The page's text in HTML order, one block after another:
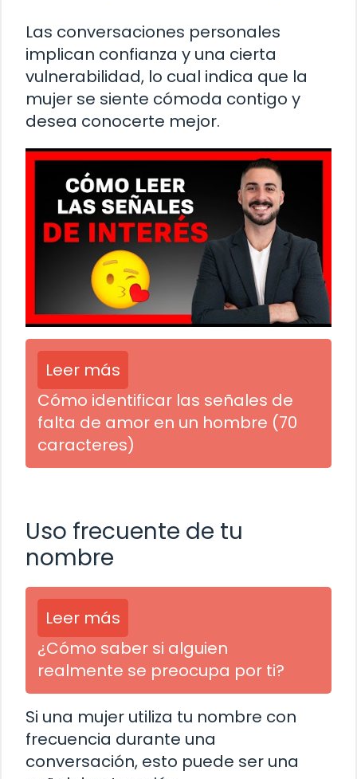
Las conversaciones personales
implican confianza y una cierta
vulnerabilidad, lo cual indica que la
mujer se siente cómoda contigo y
desea conocerte mejor.
Leer más
Cómo identificar las señales de
falta de amor en un hombre (70
caracteres)
Uso frecuente de tu
nombre
Leer más
¿Cómo saber si alguien
realmente se preocupa por ti?
Si una mujer utiliza tu nombre con
frecuencia durante una
conversación, esto puede ser una